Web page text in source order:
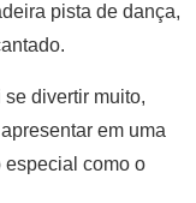
pista de dança,
divertir muito,
em uma
especial como o